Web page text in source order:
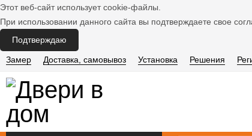
Этот веб-сайт использует cookie-файлы.
При использовании данного сайта вы подтверждаете свое
Подтверждаю
Замер Доставка, самовывоз Установка Решения